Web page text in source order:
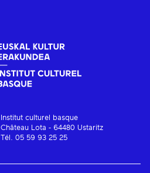
Institut culturel basque
Château Lota - 64480 Ustaritz
Tél. 05 59 93 25 25